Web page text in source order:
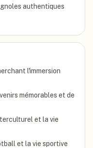
authentiques
l'immersion
mémorables et de
et la vie
et la vie sportive